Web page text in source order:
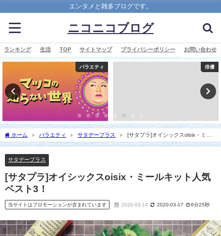
エンタメと雑多ブログです。
ニコニコブログ
ランキング 生活 TOP サイトマップ プライバシーポリシー お問い合わせ
バラエティ 俳優
ホーム バラエティ サタデープラス
[サタプラ]オイシックスoisix・ミー
ルキット人気ベスト3！
サタデープラス
[サタプラ]オイシックスoisix・ミールキット人気
ベスト3！
当サイトはプロモーションが含まれています 2020-03-14 2020-03-17 6分25秒